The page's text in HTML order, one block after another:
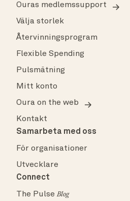
Ouras medlemssupport
Välja storlek
Återvinningsprogram
Flexible Spending
Pulsmätning
Mitt konto
Oura on the web
Kontakt
Samarbeta med oss
För organisationer
Utvecklare
Connect
The PulseBlog